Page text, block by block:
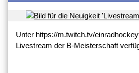
Unter https://m.twitch.tv/
Livestream der B-Meisterschaft